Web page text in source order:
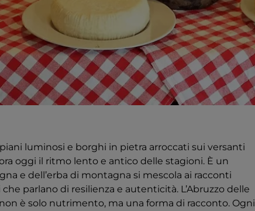
luminosi e borghi in pietra arroccati sui versanti
oggi il ritmo lento e antico delle stagioni. È un
e dell’erba di montagna si mescola ai racconti
parlano di resilienza e autenticità. L’Abruzzo delle
è solo nutrimento, ma una forma di racconto. Ogni